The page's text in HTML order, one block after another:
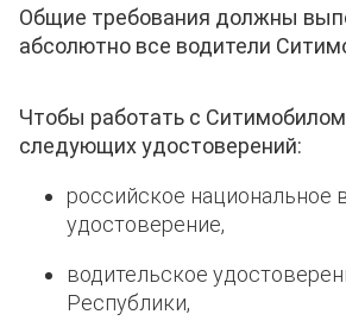
Общие требования должны
абсолютно все водители
Чтобы работать с
следующих удостоверений:
российское национальное
удостоверение,
водительское
Республики,